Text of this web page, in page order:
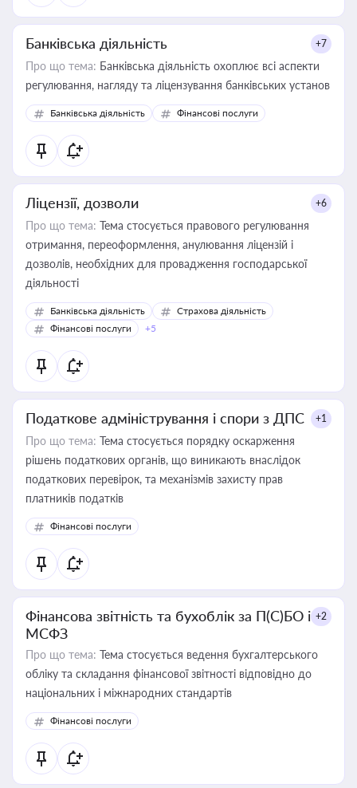
Банківська діяльність +7
Про що тема: Банківська діяльність охоплює всі аспекти
регулювання, нагляду та ліцензування банківських установ
Банківська діяльність Фінансові послуги
Ліцензії, дозволи +6
Про що тема: Тема стосується правового регулювання
отримання, переоформлення, анулювання ліцензій і
дозволів, необхідних для провадження господарської
діяльності
Банківська діяльність
Страхова діяльність
Фінансові послуги
+5
Податкове адміністрування і спори з ДПС +1
Про що тема: Тема стосується порядку оскарження
рішень податкових органів, що виникають внаслідок
податкових перевірок, та механізмів захисту прав
платників податків
Фінансові послуги
Фінансова звітність та бухоблік за П(С)БО і
МСФЗ
+2
Про що тема: Тема стосується ведення бухгалтерського
обліку та складання фінансової звітності відповідно до
національних і міжнародних стандартів
Фінансові послуги